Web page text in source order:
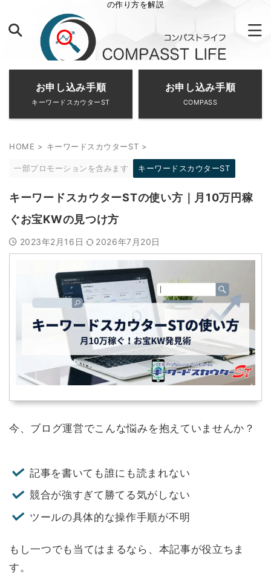
の作り方を解説
お申し込み手順
キーワードスカウターST
お申し込み手順
COMPASS
HOME > キーワードスカウターST >
一部プロモーションを含みます キーワードスカウターST
キーワードスカウターSTの使い方｜月10万円稼
ぐお宝KWの見つけ方
2023年2月16日 2026年7月20日
今、ブログ運営でこんな悩みを抱えていませんか？
記事を書いても誰にも読まれない
競合が強すぎて勝てる気がしない
ツールの具体的な操作手順が不明
もし一つでも当てはまるなら、本記事が役立ちま
す。